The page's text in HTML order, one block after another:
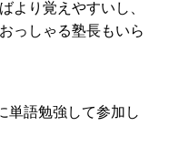
より覚えやすいし、
っしゃる塾長もいら
単語勉強して参加し